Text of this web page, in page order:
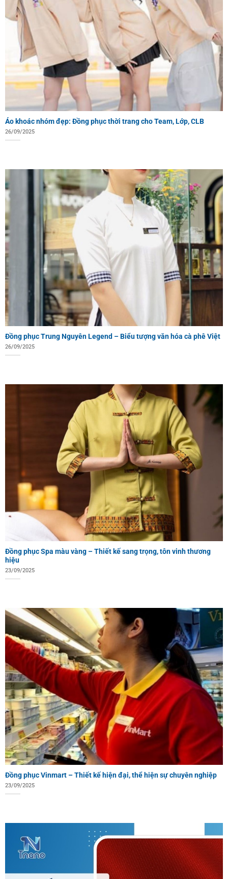
Áo khoác nhóm đẹp: Đồng phục thời trang cho Team, Lớp, CLB
26/09/2025
Đồng phục Trung Nguyên Legend – Biểu tượng văn hóa cà phê Việt
26/09/2025
Đồng phục Spa màu vàng – Thiết kế sang trọng, tôn vinh thương
hiệu
23/09/2025
Đồng phục Vinmart – Thiết kế hiện đại, thể hiện sự chuyên nghiệp
23/09/2025